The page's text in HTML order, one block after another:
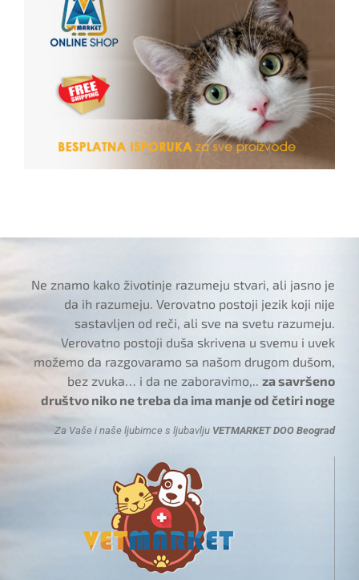
Ne znamo kako životinje razumeju stvari, ali jasno je
da ih razumeju. Verovatno postoji jezik koji nije
sastavljen od reči, ali sve na svetu razumeju.
Verovatno postoji duša skrivena u svemu i uvek
možemo da razgovaramo sa našom drugom dušom,
bez zvuka… i da ne zaboravimo,..za savršeno
društvo niko ne treba da ima manje od četiri noge
Za Vaše i naše ljubimce s ljubavlju VETMARKET DOO Beograd